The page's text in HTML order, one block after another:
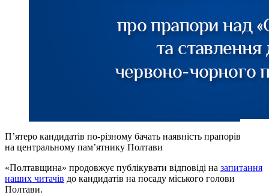
П’ятеро кандидатів по-різному бачать наявність прапорів
на центральному пам’ятнику Полтави
«Полтавщина» продовжує публікувати відповіді на запитання
наших читачів до кандидатів на посаду міського голови
Полтави.